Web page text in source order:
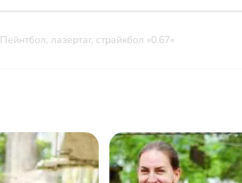
Пейнтбол, лазертаг, страйкбол «0.67»